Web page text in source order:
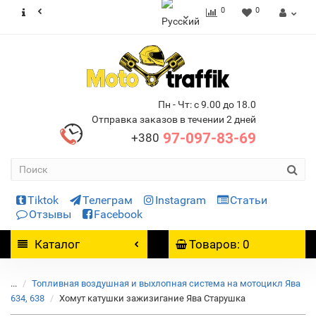
0 0
Пн - Чт: с 9.00 до 18.0
Отправка заказов в течении 2 дней
+380 97-097-83-69
Tiktok Телеграм Instagram
Статьи
Отзывы
Facebook
Каталог Товаров: 0
...
Топливная воздушная и выхлопная система на мотоцикл Ява
634, 638
Хомут катушки зажизигание Ява Старушка